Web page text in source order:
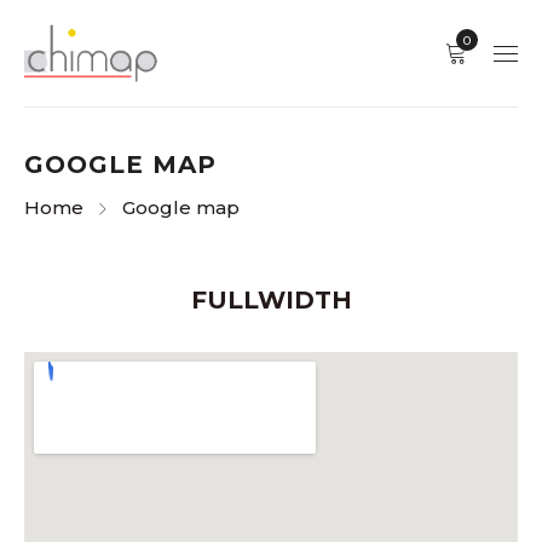
0
Home Google map
GOOGLE MAP
FULLWIDTH